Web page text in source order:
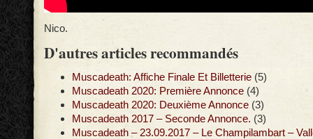
Nico.
D'autres articles recommandés
Muscadeath: Affiche Finale Et Billetterie (5)
Muscadeath 2020: Première Annonce (4)
Muscadeath 2020: Deuxième Annonce (3)
Muscadeath 2017 – Seconde Annonce. (3)
Muscadeath – 23.09.2017 – Le Champilambart –